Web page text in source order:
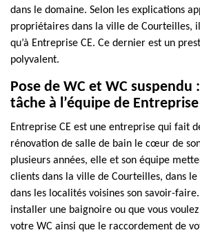
dans le domaine. Selon les explications
propriétaires dans la ville de Courteilles,
qu’à Entreprise CE. Ce dernier est un
polyvalent.
Pose de WC et WC suspendu
tâche à l’équipe de Entreprise
Entreprise CE est une entreprise qui fait
rénovation de salle de bain le cœur de
plusieurs années, elle et son équipe
clients dans la ville de Courteilles, dans le
dans les localités voisines son savoir-
installer une baignoire ou que vous
votre WC ainsi que le raccordement de